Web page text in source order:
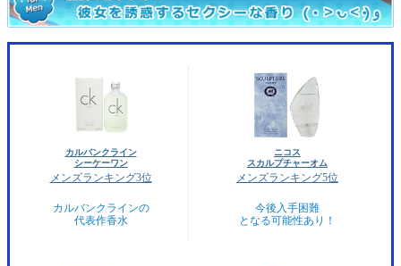
カルバンクライン
シーケーワン
メンズランキング3位
カルバンクラインの
代表作香水
ニコス
スカルプチャーオム
メンズランキング5位
今後入手困難
となる可能性あり！